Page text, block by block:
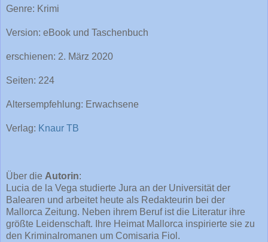
Genre: Krimi
Version: eBook und Taschenbuch
erschienen: 2. März 2020
Seiten: 224
Altersempfehlung: Erwachsene
Verlag: Knaur TB
Über die Autorin:
Lucia de la Vega studierte Jura an der Universität der
Balearen und arbeitet heute als Redakteurin bei der
Mallorca Zeitung. Neben ihrem Beruf ist die Literatur ihre
größte Leidenschaft. Ihre Heimat Mallorca inspirierte sie zu
den Kriminalromanen um Comisaria Fiol.